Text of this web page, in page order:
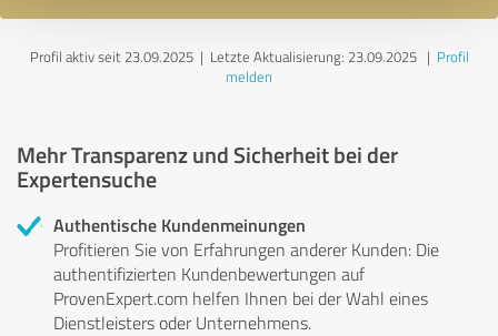
Profil aktiv seit 23.09.2025 | Letzte Aktualisierung: 23.09.2025| Profil
melden
Mehr Transparenz und Sicherheit bei der
Expertensuche
Authentische Kundenmeinungen
Profitieren Sie von Erfahrungen anderer Kunden: Die
authentifizierten Kundenbewertungen auf
ProvenExpert.com helfen Ihnen bei der Wahl eines
Dienstleisters oder Unternehmens.